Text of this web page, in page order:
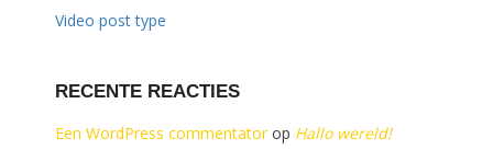
Video post type
RECENTE REACTIES
Een WordPress commentatorop Hallo wereld!